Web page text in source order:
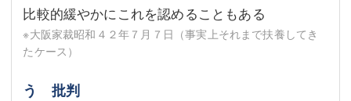
比較的緩やかにこれを認めることもある
※大阪家裁昭和４２年７月７日（事実上それまで扶養してき
たケース）
う 批判